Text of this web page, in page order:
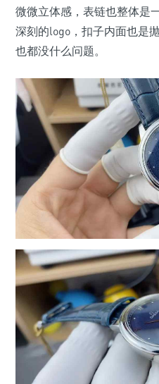
微微立体感，表链也整体是
深刻的logo，扣子内面也是
也都没什么问题。